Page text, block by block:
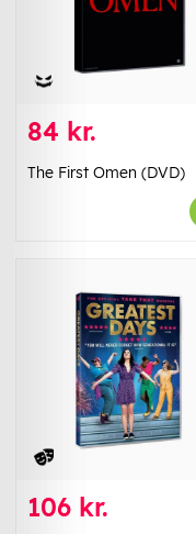
84 kr.
The First Omen (DVD)
106 kr.